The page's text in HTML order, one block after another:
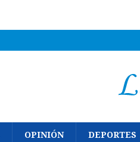
OPINIÓN DEPORTES